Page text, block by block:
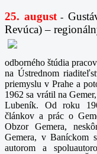
25. august-
Revúca) –
odborného štúdia
na Ústrednom
priemyslu v Prahe a
1962 sa vrátil na
Lubeník. Od roku
článkov a prác o
Obzor Gemera,
Gemera, v Baníckom
autorom a